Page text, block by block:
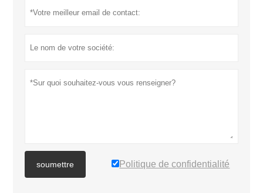
soumettre Politique de confidentialité